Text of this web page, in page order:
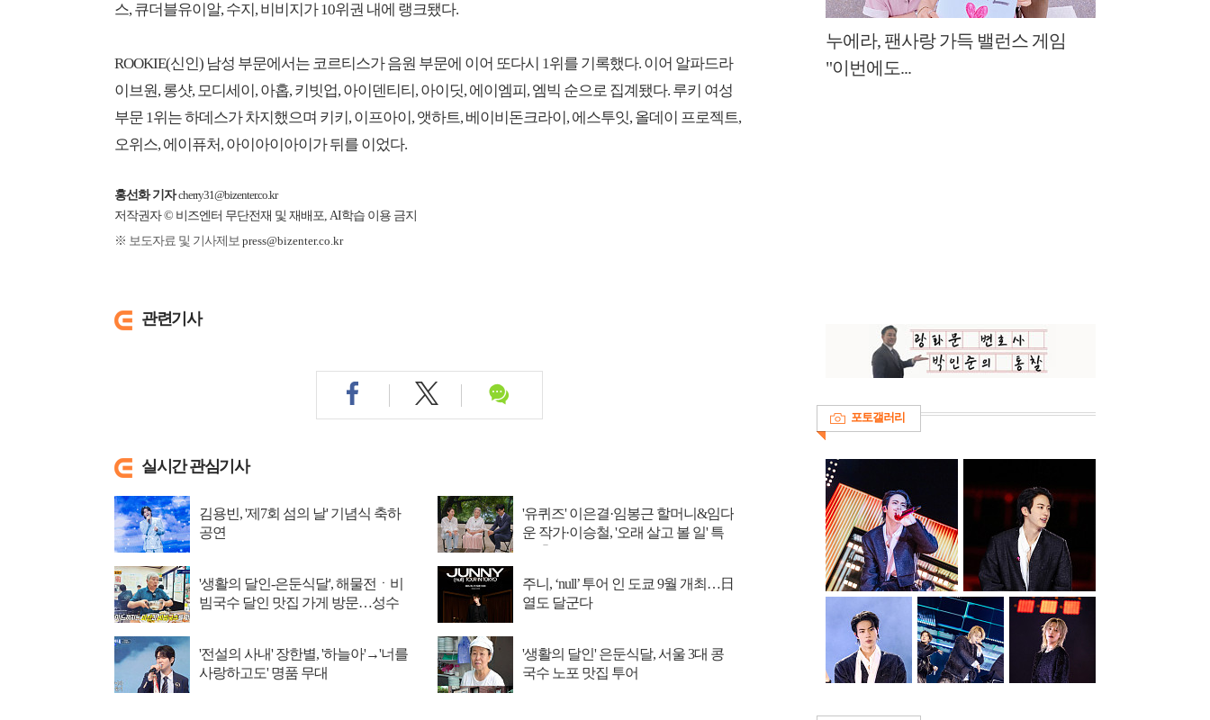
스, 큐더블유이알, 수지, 비비지가 10위권 내에 랭크됐다.
ROOKIE(신인) 남성 부문에서는 코르티스가 음원 부문에 이어 또다시 1위를 기록했다. 이어 알파드라
이브원, 롱샷, 모디세이, 아홉, 키빗업, 아이덴티티, 아이딧, 에이엠피, 엠빅 순으로 집계됐다. 루키 여성
부문 1위는 하데스가 차지했으며 키키, 이프아이, 앳하트, 베이비돈크라이, 에스투잇, 올데이 프로젝트,
오위스, 에이퓨처, 아이아이아이가 뒤를 이었다.
홍선화 기자 cherry31@bizenter.co.kr
저작권자 © 비즈엔터 무단전재 및 재배포, AI학습 이용 금지
※ 보도자료 및 기사제보 press@bizenter.co.kr
관련기사
실시간 관심기사
김용빈, '제7회 섬의 날' 기념식 축하
공연
'유퀴즈' 이은결·임봉근 할머니&임다
운 작가·이승철, '오래 살고 볼 일' 특
'생활의 달인-은둔식달', 해물전ㆍ비
빔국수 달인 맛집 가게 방문…성수
주니, ‘null’ 투어 인 도쿄 9월 개최…日
열도 달군다
'전설의 사내' 장한별, '하늘아'→'너를
사랑하고도' 명품 무대
'생활의 달인' 은둔식달, 서울 3대 콩
국수 노포 맛집 투어
누에라, 팬사랑 가득 밸런스 게임
"이번에도...
포토갤러리